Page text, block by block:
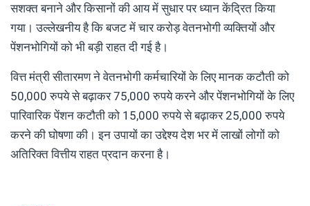
सशक्त बनाने और किसानों की आय में सुधार पर ध्यान केंद्रित किया
गया। उल्लेखनीय है कि बजट में चार करोड़ वेतनभोगी व्यक्तियों और
पेंशनभोगियों को भी बड़ी राहत दी गई है।
वित्त मंत्री सीतारमण ने वेतनभोगी कर्मचारियों के लिए मानक कटौती को
50,000 रुपये से बढ़ाकर 75,000 रुपये करने और पेंशनभोगियों के लिए
पारिवारिक पेंशन कटौती को 15,000 रुपये से बढ़ाकर 25,000 रुपये
करने की घोषणा की। इन उपायों का उद्देश्य देश भर में लाखों लोगों को
अतिरिक्त वित्तीय राहत प्रदान करना है।